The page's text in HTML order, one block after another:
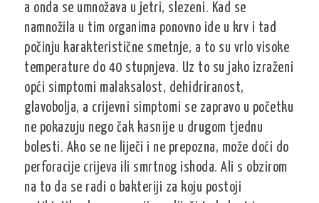
a onda se umnožava u jetri, slezeni. Kad se
namnožila u tim organima ponovno ide u krv i tad
počinju karakteristične smetnje, a to su vrlo visoke
temperature do 40 stupnjeva. Uz to su jako izraženi
opći simptomi malaksalost, dehidriranost,
glavobolja, a crijevni simptomi se zapravo u početku
ne pokazuju nego čak kasnije u drugom tjednu
bolesti. Ako se ne liječi i ne prepozna, može doći do
perforacije crijeva ili smrtnog ishoda. Ali s obzirom
na to da se radi o bakteriji za koju postoji